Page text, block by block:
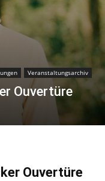
Veranstaltungsarchiv
Ouvertüre
Ouvertüre